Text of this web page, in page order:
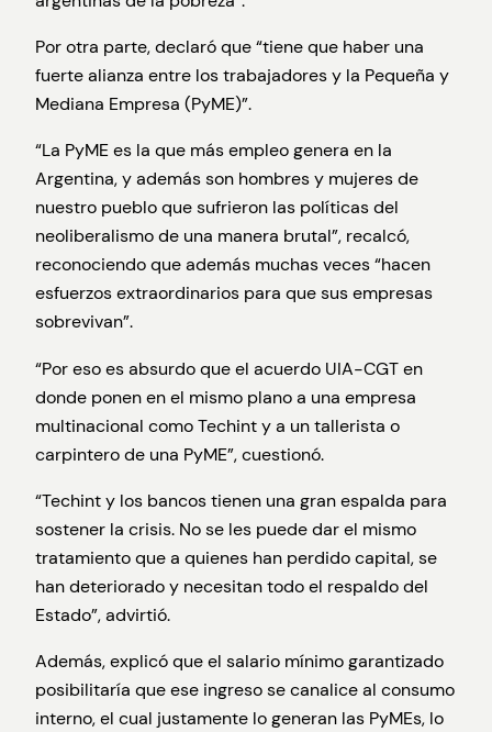
Por otra parte, declaró que “tiene que haber una
fuerte alianza entre los trabajadores y la Pequeña y
Mediana Empresa (PyME)”.
“La PyME es la que más empleo genera en la
Argentina, y además son hombres y mujeres de
nuestro pueblo que sufrieron las políticas del
neoliberalismo de una manera brutal”, recalcó,
reconociendo que además muchas veces “hacen
esfuerzos extraordinarios para que sus empresas
sobrevivan”.
“Por eso es absurdo que el acuerdo UIA-CGT en
donde ponen en el mismo plano a una empresa
multinacional como Techint y a un tallerista o
carpintero de una PyME”, cuestionó.
“Techint y los bancos tienen una gran espalda para
sostener la crisis. No se les puede dar el mismo
tratamiento que a quienes han perdido capital, se
han deteriorado y necesitan todo el respaldo del
Estado”, advirtió.
Además, explicó que el salario mínimo garantizado
posibilitaría que ese ingreso se canalice al consumo
interno, el cual justamente lo generan las PyMEs, lo